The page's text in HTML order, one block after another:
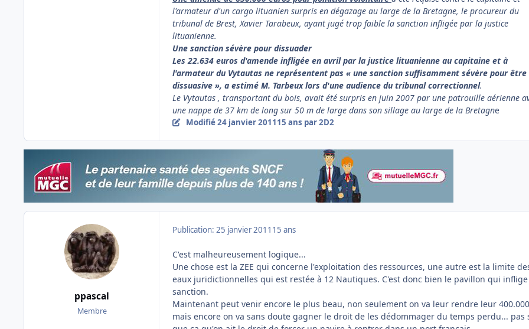
l'armateur d'un cargo lituanien surpris en dégazage au large de la Bretagne, le procureur du
tribunal de Brest, Xavier Tarabeux, ayant jugé trop faible la sanction infligée par la justice
lituanienne.
Une sanction sévère pour dissuader
Les 22.634 euros d'amende infligée en avril par la justice lituanienne au capitaine et à
l'armateur du Vytautas ne représentent pas « une sanction suffisamment sévère pour être
dissuasive », a estimé M. Tarbeux lors d'une audience du tribunal correctionnel.
Le Vytautas , transportant du bois, avait été surpris en juin 2007 par une patrouille aérienne
une nappe de 37 km de long sur 50 m de large dans son sillage au large de la Bretagne
Modifié24 janvier 201115 ans par 2D2
ppascal
Membre
Publication: 25 janvier 2011 15 ans
C'est malheureusement logique...
Une chose est la ZEE qui concerne l'exploitation des ressources, une autre est la limite
eaux juridictionnelles qui est restée à 12 Nautiques. C'est donc bien le pavillon qui
sanction.
Maintenant peut venir encore le plus beau, non seulement on va leur rendre leur
mais encore on va sans doute gagner le droit de les dédommager du temps perdu... pas